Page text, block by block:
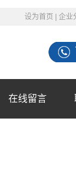
设为首页
企业
在线留言